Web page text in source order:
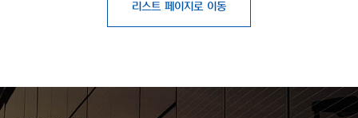
리스트 페이지로 이동